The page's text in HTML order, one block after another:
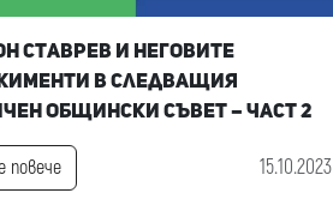
Ставрев и неговите
в следващия
общински съвет – част 2
повече 15.10.2023